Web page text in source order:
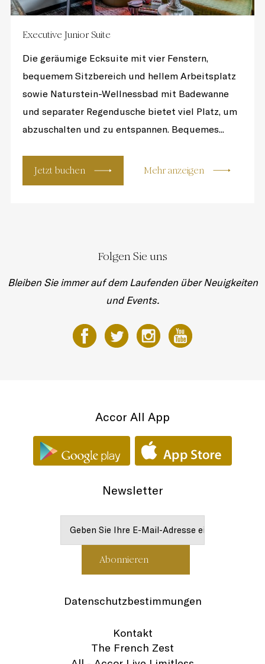
Executive Junior Suite
Die geräumige Ecksuite mit vier Fenstern,
bequemem Sitzbereich und hellem Arbeitsplatz
sowie Naturstein-Wellnessbad mit Badewanne
und separater Regendusche bietet viel Platz, um
abzuschalten und zu entspannen. Bequemes...
Jetzt buchen Mehr anzeigen
Folgen Sie uns
Bleiben Sie immer auf dem Laufenden über Neuigkeiten
und Events.
Accor All App
Newsletter
Datenschutzbestimmungen
Kontakt
The French Zest